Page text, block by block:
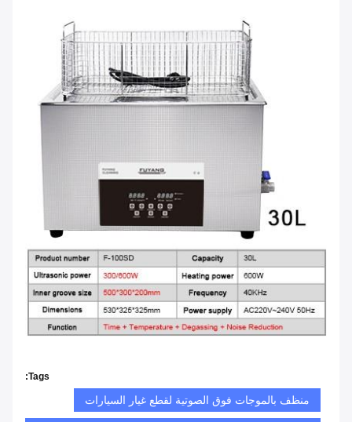
Tags:
منظف ​​بالموجات فوق الصوتية لقطع غيار السيارات